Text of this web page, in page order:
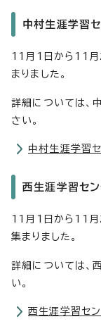
中村生涯学習
11月1日から11月
まりました。
詳細については、
さい。
中村生涯学習
西生涯学習セ
11月1日から11月
集まりました。
詳細については、
い。
西生涯学習セ